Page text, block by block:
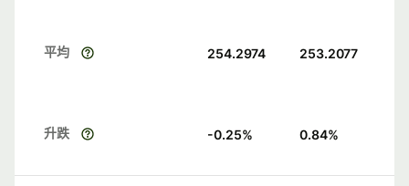
平均 254.2974 253.2077
升跌 -0.25% 0.84%